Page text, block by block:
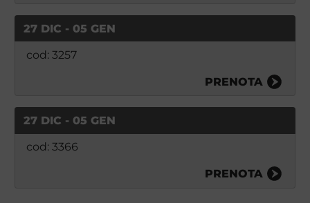
27 DIC - 05 GEN
cod: 3257
PRENOTA
27 DIC - 05 GEN
cod: 3366
PRENOTA